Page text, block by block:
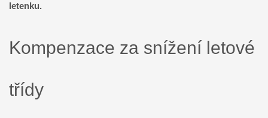
letenku.
Kompenzace za snížení letové
třídy